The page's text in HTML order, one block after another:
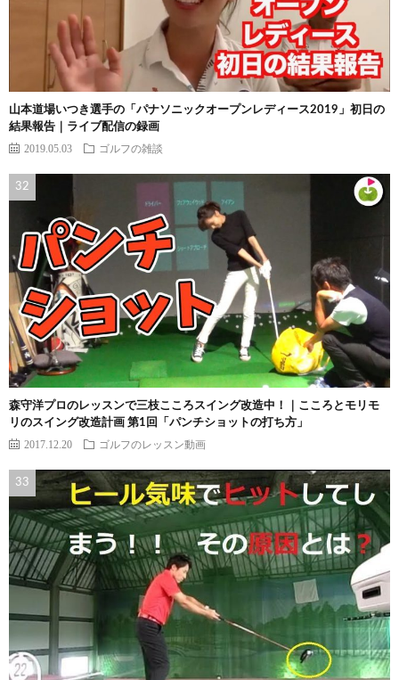
山本道場いつき選手の「パナソニックオープンレディース2019」初日の
結果報告｜ライブ配信の録画
2019.05.03 ゴルフの雑談
森守洋プロのレッスンで三枝こころスイング改造中！｜こころとモリモ
リのスイング改造計画 第1回「パンチショットの打ち方」
2017.12.20 ゴルフのレッスン動画